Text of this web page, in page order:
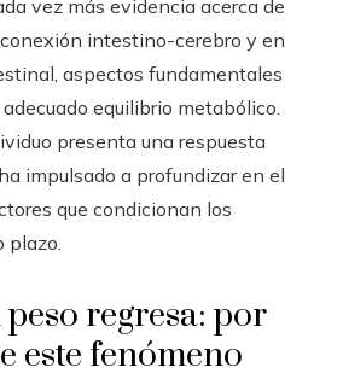
vez más evidencia acerca de
intestino-cerebro y en
aspectos fundamentales
equilibrio metabólico.
presenta una respuesta
impulsado a profundizar en el
que condicionan los
plazo.
regresa: por
este fenómeno